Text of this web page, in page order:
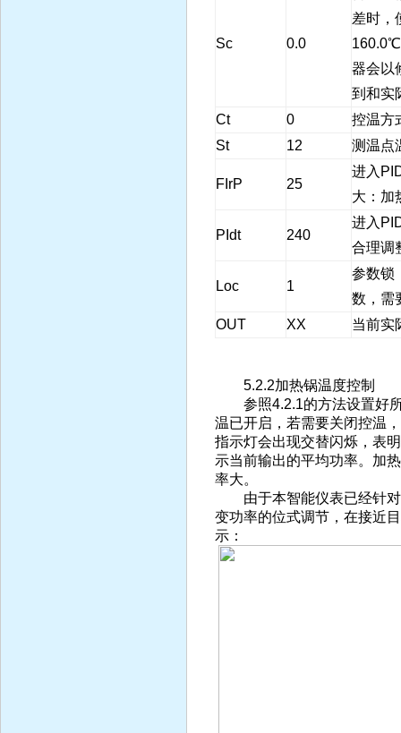
Sc 0.0
差时，
160.0℃
器会以
到和实
Ct
0
控温方
St
12 测温点
FIrP 25
进入
大：加
PIdt 240
进入
合理调
Loc 1
参数锁
数，需
OUT
XX 当前实
5.2.2加热锅温度控制
参照4.2.1的方法设置好所
温已开启，若需要关闭控温
指示灯会出现交替闪烁，表
示当前输出的平均功率。加
率大。
由于本智能仪表已经针对
变功率的位式调节，在接近
示：